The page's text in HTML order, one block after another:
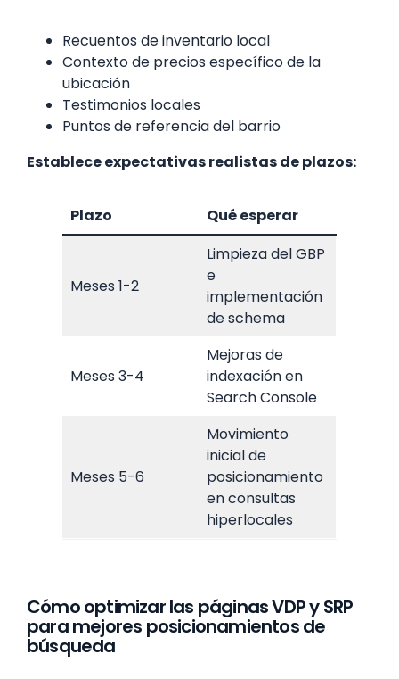
Recuentos de inventario local
Contexto de precios específico de la
ubicación
Testimonios locales
Puntos de referencia del barrio
Establece expectativas realistas de plazos:
Plazo Qué esperar
Meses 1-2
Limpieza del GBP
e
implementación
de schema
Meses 3-4
Mejoras de
indexación en
Search Console
Meses 5-6
Movimiento
inicial de
posicionamiento
en consultas
hiperlocales
Cómo optimizar las páginas VDP y SRP
para mejores posicionamientos de
búsqueda